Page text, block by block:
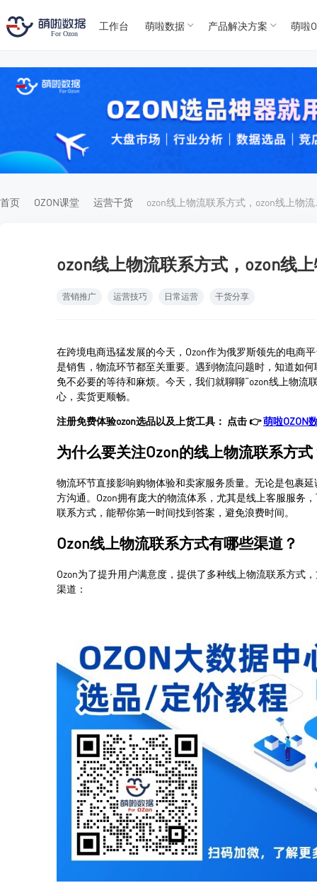
For
For
工作台 萌啦数据 产品解决方案 萌啦
首页 OZON课堂 运营干货
ozon线上物流联系方式，ozon线
营销推广 运营技巧 日常运营 干货分享